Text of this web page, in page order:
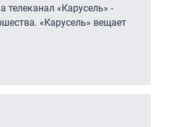
телеканал «Карусель» -
«Карусель» вещает